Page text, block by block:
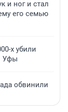
и ног и стал
его семью
х убили
Уфы
обвинили